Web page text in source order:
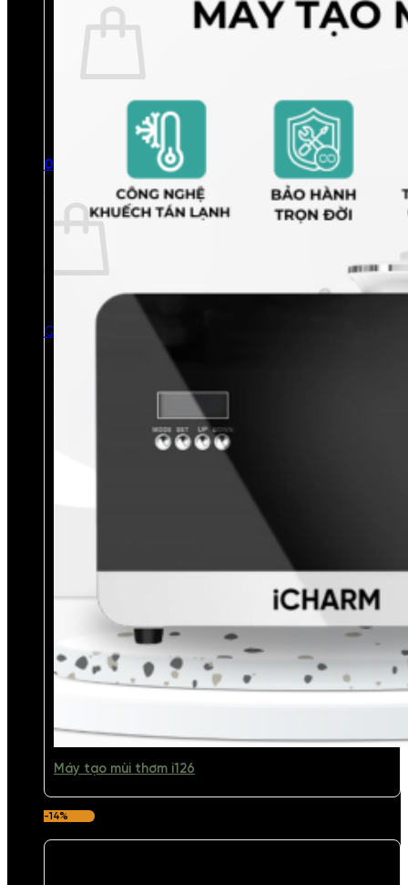
Chưa có sản phẩm trong giỏ hàng.
Quay trở lại cửa hàng
0
Giỏ hàng
Chưa có sản phẩm trong giỏ hàng.
Quay trở lại cửa hàng
Máy tạo mùi thơm i126
-14%